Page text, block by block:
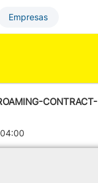
Empresas
CONTRACT-